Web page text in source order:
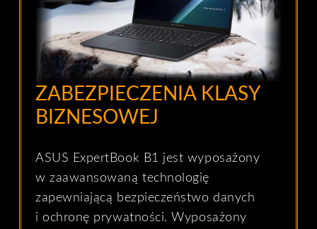
ZABEZPIECZENIA KLASY
BIZNESOWEJ
ASUS ExpertBook B1 jest wyposażony
w zaawansowaną technologię
zapewniającą bezpieczeństwo danych
i ochronę prywatności. Wyposażony